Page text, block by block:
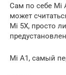
Сам по себе Mi
может
Mi 5X, просто
Mi A1, самый